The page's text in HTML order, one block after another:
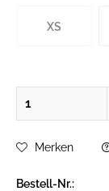
XS
Merken
Bestell-Nr.: